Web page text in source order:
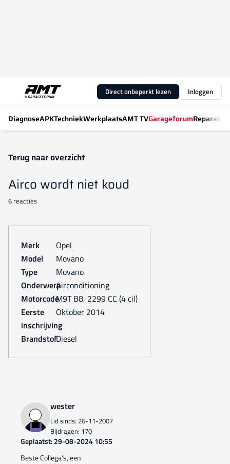
Direct onbeperkt lezen Inloggen
DiagnoseAPKTechniekWerkplaatsAMT TVGarageforum
Terug naar overzicht
Airco wordt niet koud
6 reacties
Merk
Opel
Model
Movano
Type
Movano
OnderwerpAirconditioning
Motorcode M9T B8, 2299 CC (4 cil)
Eerste
inschrijving
oktober 2014
Brandstof Diesel
wester
Lid sinds: 26-11-2007
Bijdragen: 170
Geplaatst: 29-08-2024 10:55
Beste Collega's, een